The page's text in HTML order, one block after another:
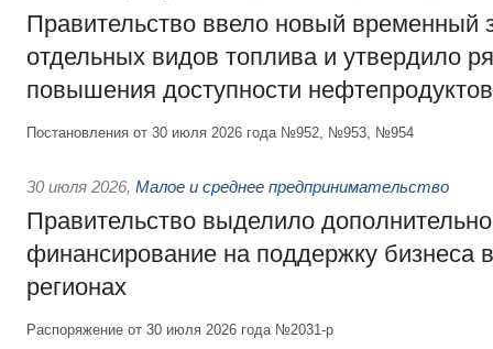
Правительство ввело новый временный
отдельных видов топлива и утвердило
повышения доступности нефтепродуктов
Постановления от 30 июля 2026 года №952, №953, №954
30 июля 2026, Малое и среднее предпринимательство
Правительство выделило
финансирование на поддержку бизнеса
регионах
Распоряжение от 30 июля 2026 года №2031-р